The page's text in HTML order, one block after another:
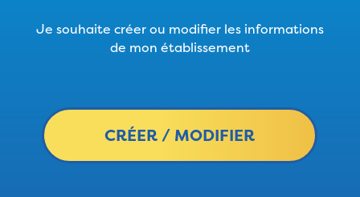
Je souhaite créer ou modifier les informations
de mon établissement
CRÉER / MODIFIER